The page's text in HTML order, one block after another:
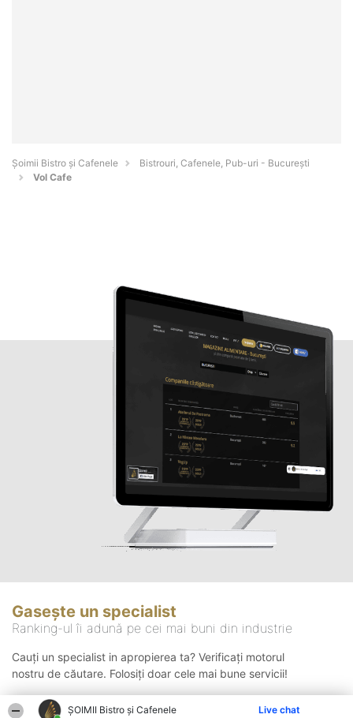
ȘOIMII Bistro și Cafenele Live chat
Șoimii Bistro și Cafenele
Bistrouri, Cafenele, Pub-uri - Bucureşti
Vol Cafe
Gasește un specialist
Ranking-ul îi adună pe cei mai buni din industrie
Cauți un specialist in apropierea ta? Verificați motorul
nostru de căutare. Folosiți doar cele mai bune servicii!